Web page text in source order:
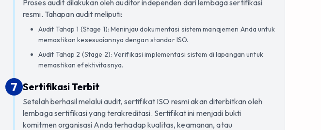
Proses audit dilakukan oleh auditor independen dari lembaga sertifikasi
resmi. Tahapan audit meliputi:
Audit Tahap 1 (Stage 1): Meninjau dokumentasi sistem manajemen Anda untuk
memastikan kesesuaiannya dengan standar ISO.
Audit Tahap 2 (Stage 2): Verifikasi implementasi sistem di lapangan untuk
memastikan efektivitasnya.
7 7.
Sertifikasi Terbit
Setelah berhasil melalui audit, sertifikat ISO resmi akan diterbitkan oleh
lembaga sertifikasi yang terakreditasi. Sertifikat ini menjadi bukti
komitmen organisasi Anda terhadap kualitas, keamanan, atau